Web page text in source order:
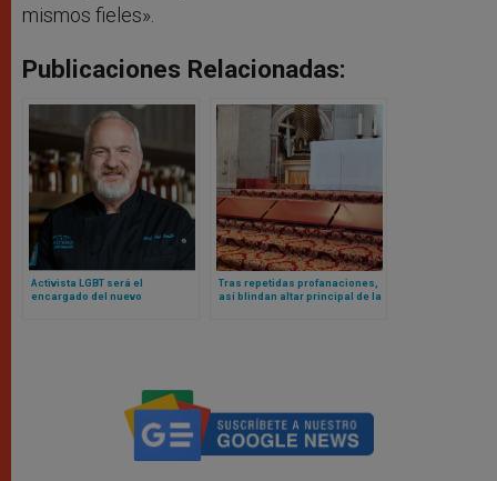
mismos fieles».
Publicaciones Relacionadas:
Activista LGBT será el
encargado del nuevo
Tras repetidas profanaciones,
así blindan altar principal de la